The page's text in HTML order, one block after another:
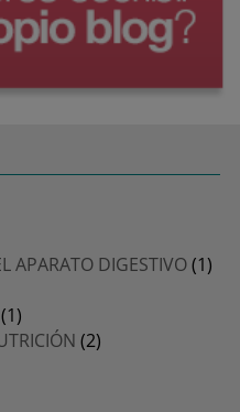
APARATO DIGESTIVO(1)
(2)